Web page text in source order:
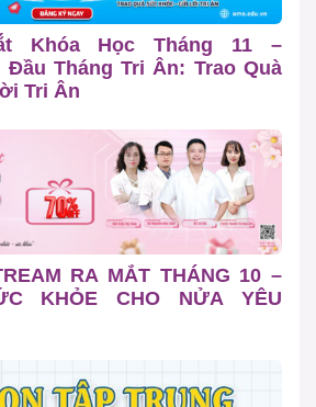
Khóa Học Tháng 11 –
Tháng Tri Ân: Trao Quà
Tri Ân
RA MẮT THÁNG 10 –
KHỎE CHO NỬA YÊU